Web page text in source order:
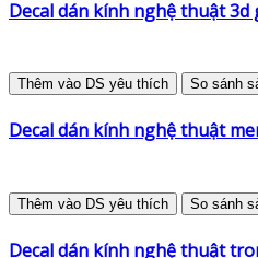
Decal dán kính nghệ thuật 3d
Thêm vào DS yêu thích So sánh
Decal dán kính nghệ thuật
Thêm vào DS yêu thích So sánh
Decal dán kính nghệ thuật